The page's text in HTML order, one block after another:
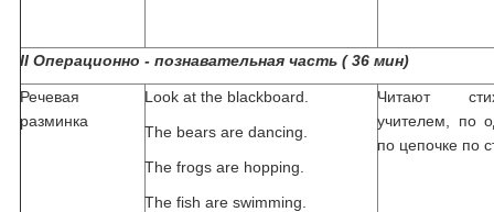
II Операционно - познавательная часть ( 36 мин)
Речевая
разминка
Look at the blackboard.
The bears are dancing.
The frogs are hopping.
The fish are swimming.
Читают
учителем, по
по цепочке по